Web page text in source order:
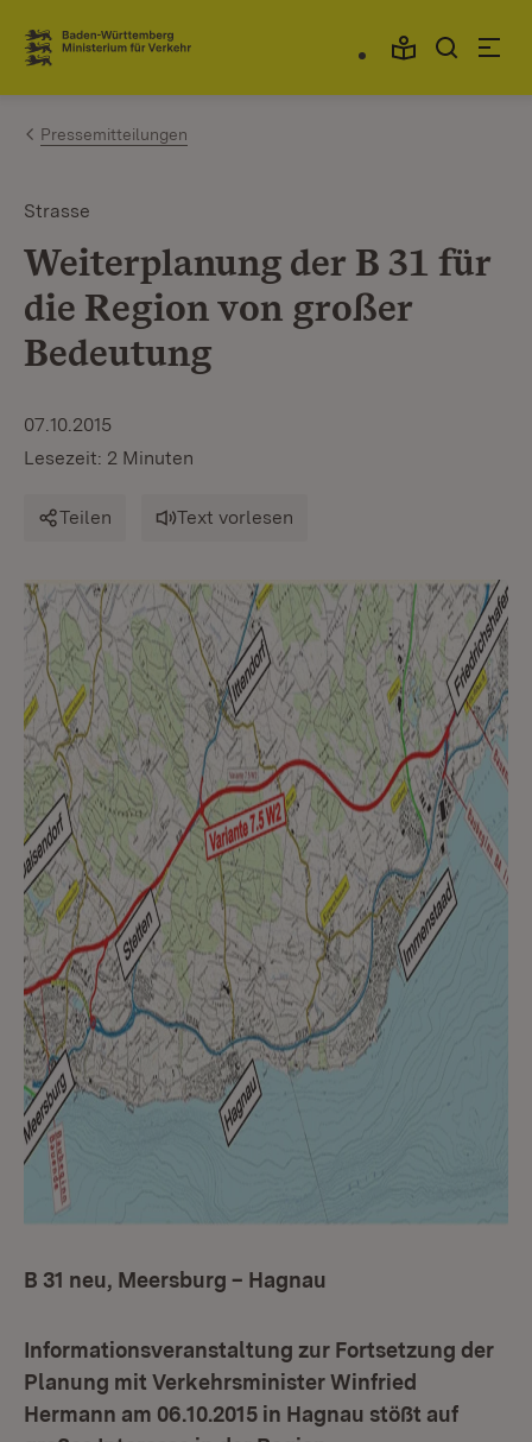
Zum Inhalt springen
Link zur Startseite
Pressemitteilungen
Strasse
Weiterplanung der B 31 für
die Region von großer
Bedeutung
07.10.2015
Lesezeit: 2 Minuten
Teilen Text vorlesen
B 31 neu, Meersburg – Hagnau
Informationsveranstaltung zur Fortsetzung der
Planung mit Verkehrsminister Winfried
Hermann am 06.10.2015 in Hagnau stößt auf